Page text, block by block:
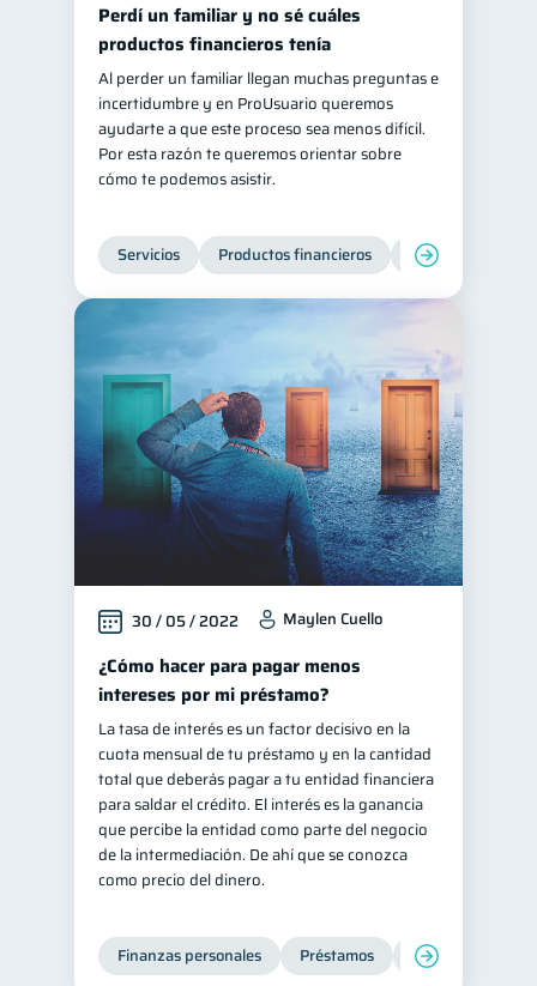
Perdí un familiar y no sé cuáles
productos financieros tenía
Al perder un familiar llegan muchas preguntas e
incertidumbre y en ProUsuario queremos
ayudarte a que este proceso sea menos difícil.
Por esta razón te queremos orientar sobre
cómo te podemos asistir.
Servicios Productos financieros Inclusión
30 / 05 / 2022 Maylen Cuello
¿Cómo hacer para pagar menos
intereses por mi préstamo?
La tasa de interés es un factor decisivo en la
cuota mensual de tu préstamo y en la cantidad
total que deberás pagar a tu entidad financiera
para saldar el crédito. El interés es la ganancia
que percibe la entidad como parte del negocio
de la intermediación. De ahí que se conozca
como precio del dinero.
Finanzas personales Préstamos Productos